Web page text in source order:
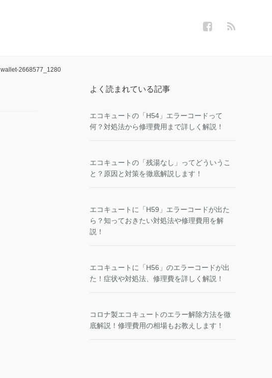
wallet-2668577_1280
よく読まれている記事
エコキュートの「H54」エラーコードって
何？対処法から修理費用まで詳しく解説！
エコキュートの「残湯なし」ってどういうこ
と？原因と対策を徹底解説します！
エコキュートに「H59」エラーコードが出た
ら？知っておきたい対処法や修理費用を解
説！
エコキュートに「H56」のエラーコードが出
た！症状や対処法、修理費を詳しく解説！
コロナ製エコキュートのエラー解除方法を徹
底解説！修理費用の相場もお教えします！